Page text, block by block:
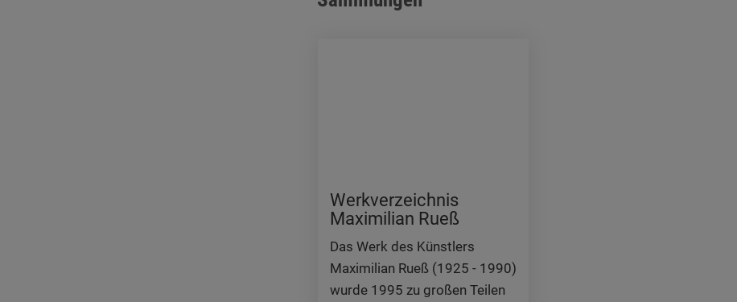
Videos werden über die Plattformen YouTube oder Vimeo eingebunden. Wir nutzen YouTube im erweiterten
Werkverzeichnis
Maximilian Rueß
Das Werk des Künstlers
Maximilian Rueß (1925 - 1990)
wurde 1995 zu großen Teilen